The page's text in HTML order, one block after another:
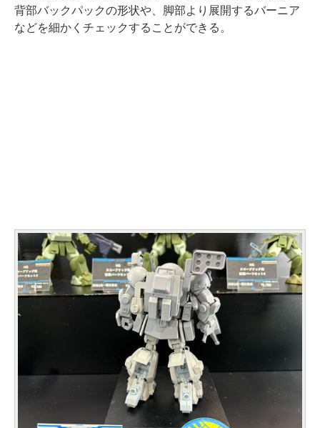
背部バックパックの形状や、脚部より展開するバーニア
などを細かくチェックすることができる。